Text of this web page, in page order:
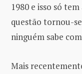
1980 e isso só
questão tornou-
ninguém sabe
Mais